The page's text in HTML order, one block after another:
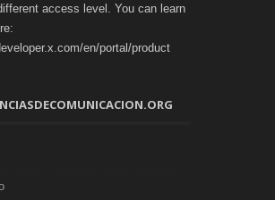
access level. You can learn
en/portal/product